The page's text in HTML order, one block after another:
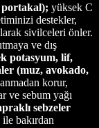
yüksek C
destekler,
sivilceleri önler.
ve dış
potasyum, lif,
(muz, avokado,
korur,
ve sebum yağı
sebzeler
bakırdan